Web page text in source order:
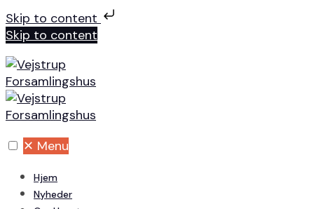
Skip to content
Skip to content
✕ Menu
Hjem
Nyheder